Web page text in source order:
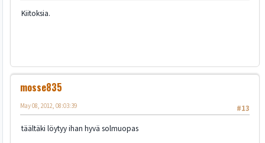
Kiitoksia.
mosse835
#13
May 08, 2012, 08:03:39
täältäki löytyy ihan hyvä solmuopas